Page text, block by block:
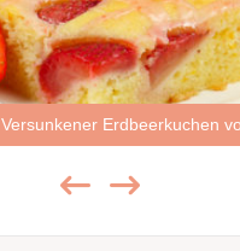
Versunkener Erdbeerkuchen